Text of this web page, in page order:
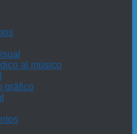
al músico
gráfico